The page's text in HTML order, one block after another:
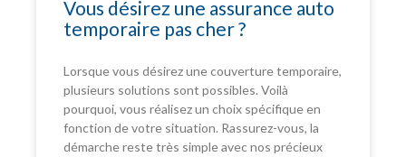
Vous désirez une assurance auto
temporaire pas cher ?
Lorsque vous désirez une couverture temporaire,
plusieurs solutions sont possibles. Voilà
pourquoi, vous réalisez un choix spécifique en
fonction de votre situation. Rassurez-vous, la
démarche reste très simple avec nos précieux